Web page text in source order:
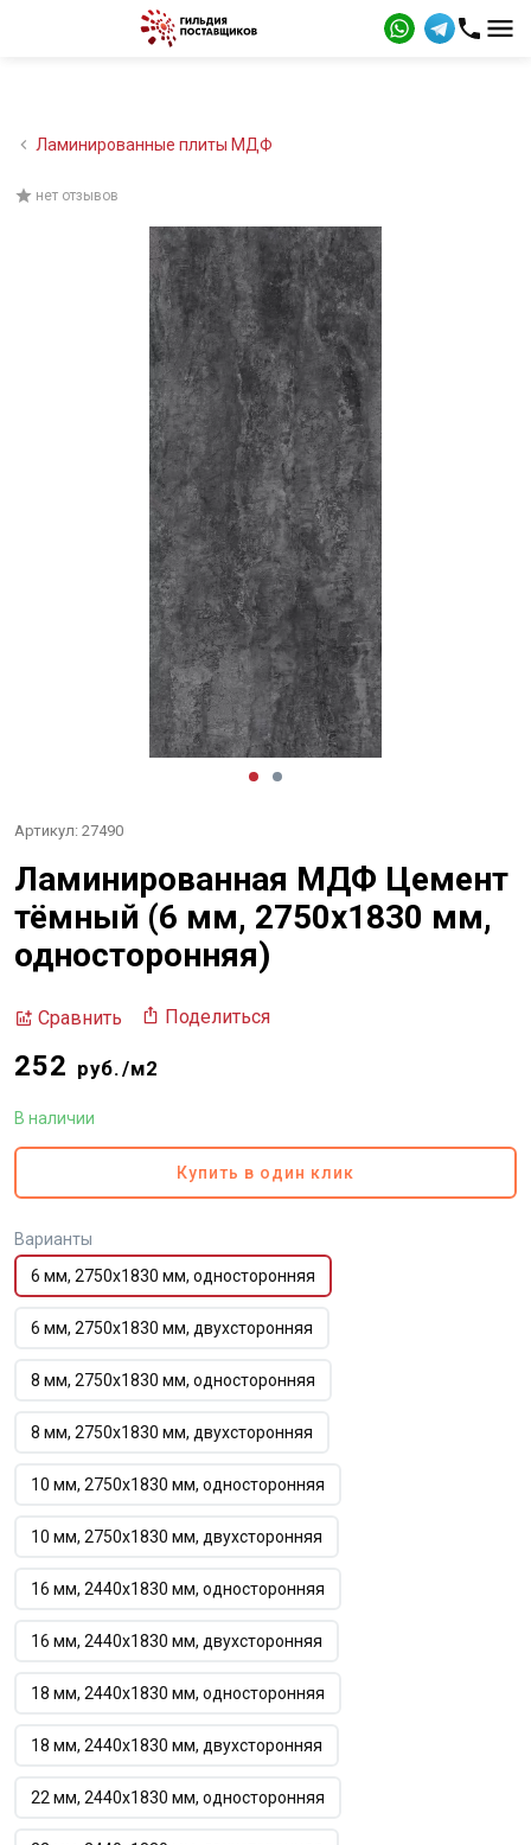
Ламинированные плиты МДФ
нет отзывов
Артикул: 27490
Ламинированная МДФ Цемент
тёмный (6 мм, 2750х1830 мм,
односторонняя)
Сравнить Поделиться
252 руб./м2
В наличии
Купить в один клик
Варианты
6 мм, 2750х1830 мм, односторонняя
6 мм, 2750х1830 мм, двухсторонняя
8 мм, 2750х1830 мм, односторонняя
8 мм, 2750х1830 мм, двухсторонняя
10 мм, 2750х1830 мм, односторонняя
10 мм, 2750х1830 мм, двухсторонняя
16 мм, 2440х1830 мм, односторонняя
16 мм, 2440х1830 мм, двухсторонняя
18 мм, 2440х1830 мм, односторонняя
18 мм, 2440х1830 мм, двухсторонняя
22 мм, 2440х1830 мм, односторонняя